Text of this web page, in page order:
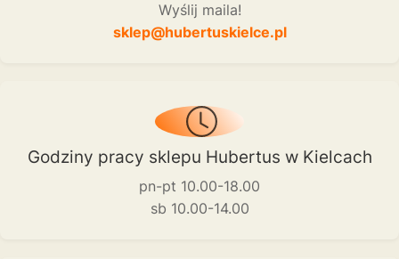
Wyślij maila!
sklep@hubertuskielce.pl
Godziny pracy sklepu Hubertus w Kielcach
pn-pt 10.00-18.00
sb 10.00-14.00